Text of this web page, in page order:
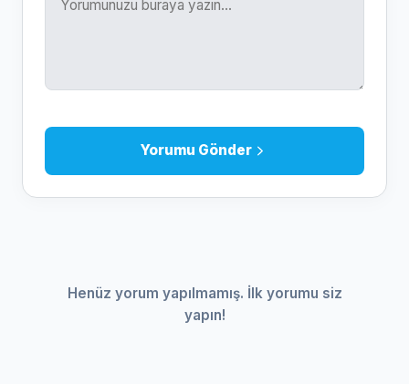
Yorumu Gönder
Henüz yorum yapılmamış. İlk yorumu siz
yapın!